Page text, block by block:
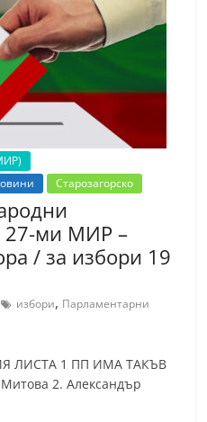
Старозагорско
27-ми МИР –
/ за избори 19
избори, Парламентарни
ЛИСТА 1 ПП ИМА ТАКЪВ
2. Александър